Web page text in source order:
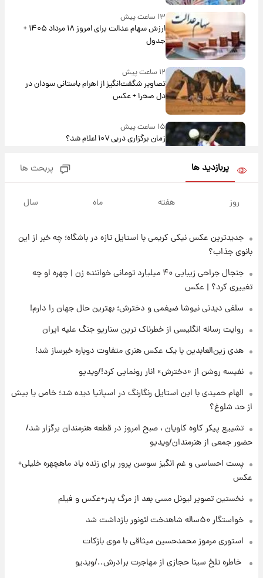
۱۳ ساعت پیش
ارزش سهام عدالت برای امروز ۱۸ مرداد ۱۴۰۵ +
جدول
۱۲ ساعت پیش
تصاویر شگفت‌انگیز از اهرام باستانی سودان در
دل صحرا + عکس
۱۵ ساعت پیش
زمان برگزاری دربی ۱۰۷ اعلام شد؟
جزئیات
۱۷ ساعت پیش
آتش‌سوزی در لوناپارک شیراز؛ آخرین وضعیت
خزندگان خطرناک پس از حادثه
۲۲ ساعت پیش
خواستگار ۵۰ساله شاهدخت لئونور بازداشت شد
پدر+عکس و فیلم
۲۲ ساعت پیش
استوری مرموز محمدحسین میثاقی با موی
پربازدید ها پربحث ها
روز هفته ماه سال
جدیدترین عکس نیکی کریمی با استایل تازه در باشگاه؛ چه خبر از این
بانوی جذاب؟
جنجال جراحی زیبایی ۴۰ میلیارد تومانی خواننده زن | چهره او چه
تغییری کرد؟ | عکس
سلفی دیدنی نیوشا ضیغمی و دخترش؛ بهترین حال جهان را دارم!
روایت رسانه انگلیسی از خطرناک ترین سناریو جنگ علیه ایران
هدی زین‌العابدین با یک عکس هنری متفاوت دوباره خبرساز شد!
نفیسه روشن از «دخترش» انار رونمایی کرد!/ویدیو
الهام حمیدی با این استایل رنگارنگ در اسپانیا دیده شد؛ خاص یا بیش
از حد شلوغ؟
تشییع پیکر کاوه کاویان ، صبح امروز در قطعه هنرمندان برگزار شد/
حضور جمعی از هنرمندان/ویدیو
پست احساسی و غم انگیز سوسن پرور برای زنده یاد ماهچهره خلیلی+
عکس
نخستین تصویر لیونل مسی بعد از مرگ پدر+عکس و فیلم
خواستگار ۵۰ساله شاهدخت لئونور بازداشت شد
استوری مرموز محمدحسین میثاقی با موی بازکات
⁨ خاطره تلخ سینا حجازی از مهاجرت برادرش../ویدیو